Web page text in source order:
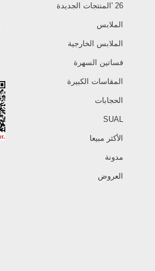
26 'المنتجات الجديدة
الملابس
الملابس الخارجية
فساتين السهرة
المقاسات الكبيرة
الحجابات
SUAL
الأكثر مبيعا
مدونة
العروض